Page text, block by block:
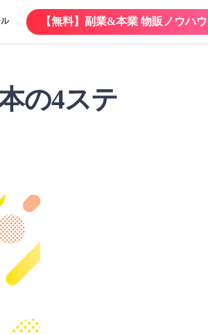
【無料】副業&本業 物販ノウハウ
【無料】副業&本業 物販ノウハウ
の4ステ